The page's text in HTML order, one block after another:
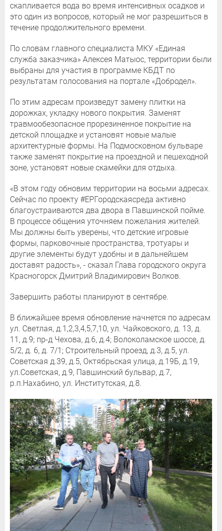
скапливается вода во время интенсивных осадков и
это один из вопросов, который не мог разрешиться в
течение продолжительного времени.
По словам главного специалиста МКУ «Единая
служба заказчика» Алексея Матыос, территории были
выбраны для участия в программе КБДТ по
результатам голосования на портале «Добродел».
По этим адресам произведут замену плитки на
дорожках, укладку нового покрытия. Заменят
травмообезопасное прорезиненное покрытие на
детской площадке и установят новые малые
архитектурные формы. На Подмосковном бульваре
также заменят покрытие на проездной и пешеходной
зоне, установят новые скамейки для отдыха.
«В этом году обновим территории на восьми адресах.
Сейчас по проекту #ЕРГородскаясреда активно
благоустраиваются два двора в Павшинской пойме.
В процессе общения уточняем пожелания жителей.
Мы должны быть уверены, что детские игровые
формы, парковочные пространства, тротуары и
другие элементы будут удобны и в дальнейшем
доставят радость», - сказал Глава городского округа
Красногорск Дмитрий Владимирович Волков.
Завершить работы планируют в сентябре.
В ближайшее время обновление начнется по адресам
ул. Светлая, д.1,2,3,4,5,7,10, ул. Чайковского, д. 13, д.
11, д.9; пр-д Чехова, д.6, д.4; Волоколамское шоссе, д.
5/2, д. 6, д. 7/1; Строительный проезд, д.3, д.5, ул.
Советская д.39, д.5, Октябрьская улица, д.19Б, д.19,
ул.Советская, д.9, Павшинский бульвар, д.7,
р.п.Нахабино, ул. Институтская, д.8.